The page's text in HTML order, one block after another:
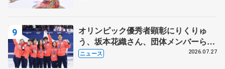
オリンピック優秀者顕彰にりくりゅ
う、坂本花織さん、団体メンバーら
8月7日に文科省が表彰式、ブルーノ・
ニュース 2026.07.27